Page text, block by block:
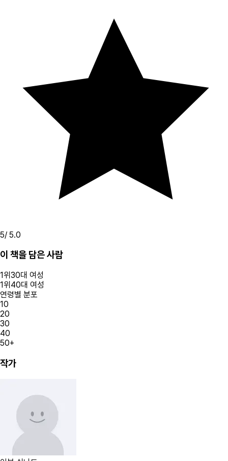
5/ 5.0
이 책을 담은 사람
1위 30대 여성
1위 40대 여성
연령별 분포
10
20
30
40
50+
작가